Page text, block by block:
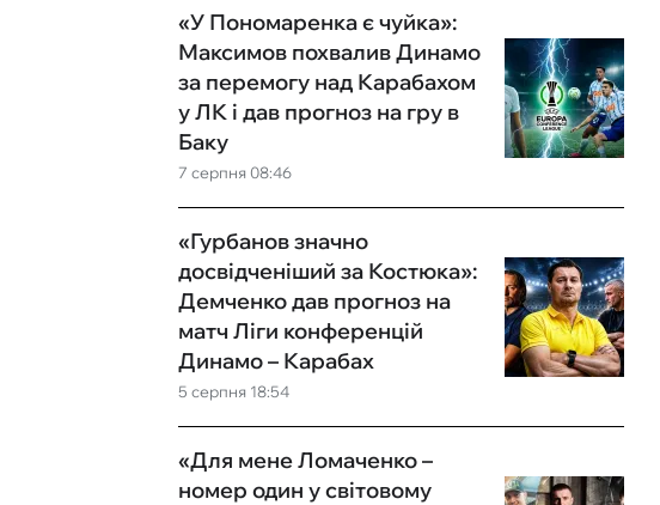
7 серпня 08:46
«У Пономаренка є чуйка»:
Максимов похвалив Динамо
за перемогу над Карабахом
у ЛК і дав прогноз на гру в
Баку
5 серпня 18:54
«Гурбанов значно
досвідченіший за Костюка»:
Демченко дав прогноз на
матч Ліги конференцій
Динамо – Карабах
«Для мене Ломаченко –
номер один у світовому